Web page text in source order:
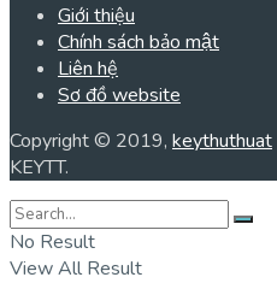
Giới thiệu
Chính sách bảo mật
Liên hệ
Sơ đồ website
Copyright © 2019, keythuthuat
KEYTT.
No Result
View All Result